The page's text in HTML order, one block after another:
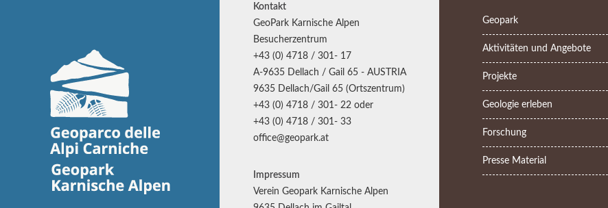
Kontakt
GeoPark Karnische Alpen
Besucherzentrum
+43 (0) 4718 / 301- 17
A-9635 Dellach / Gail 65 - AUSTRIA
9635 Dellach/Gail 65 (Ortszentrum)
+43 (0) 4718 / 301- 22 oder
+43 (0) 4718 / 301- 33
office@geopark.at
Impressum
Verein Geopark Karnische Alpen
Geopark
Aktivitäten und Angebote
Projekte
Geologie erleben
Forschung
Presse Material